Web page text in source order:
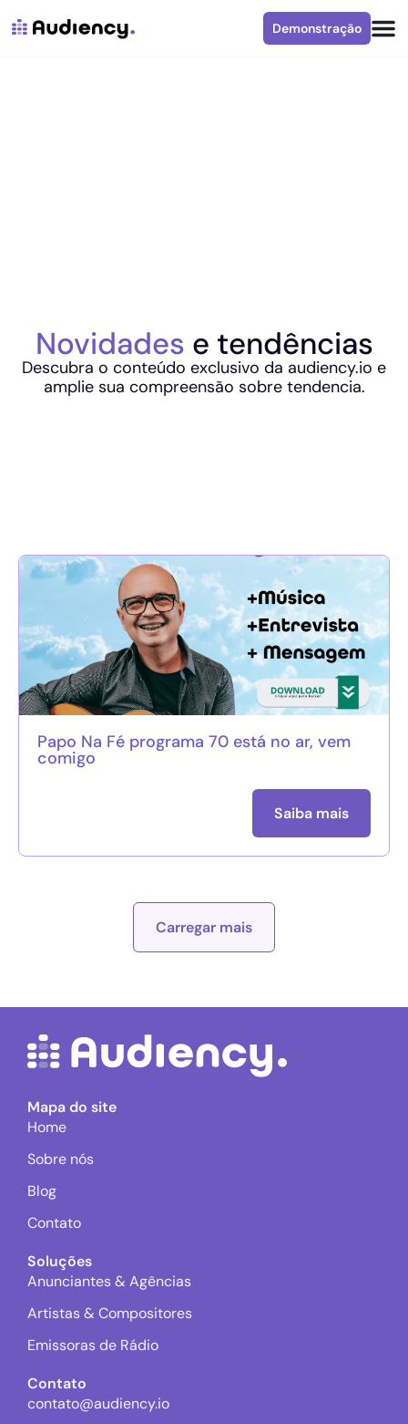
Demonstração
Novidades e tendências
Descubra o conteúdo exclusivo da audiency.io e
amplie sua compreensão sobre tendencia.
Papo Na Fé programa 70 está no ar, vem
comigo
Saiba mais
Carregar mais
Mapa do site
Home
Sobre nós
Blog
Contato
Soluções
Anunciantes & Agências
Artistas & Compositores
Emissoras de Rádio
Contato
contato@audiency.io